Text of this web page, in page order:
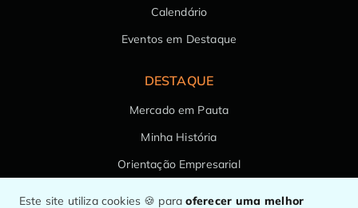
Calendário
Eventos em Destaque
DESTAQUE
Mercado em Pauta
Minha História
Orientação Empresarial
Este site utiliza cookies 🍪 paraoferecer uma melhor